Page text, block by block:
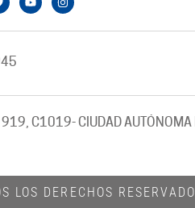
919, C1019- CIUDAD AUTÓNOMA
LOS DERECHOS